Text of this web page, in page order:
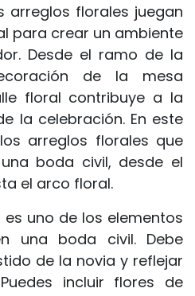
arreglos florales juegan
para crear un ambiente
Desde el ramo de la
de la mesa
floral contribuye a la
la celebración. En este
arreglos florales que
boda civil, desde el
el arco floral.
es uno de los elementos
una boda civil. Debe
de la novia y reflejar
incluir flores de